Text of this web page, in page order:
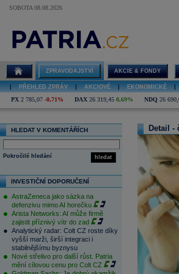
SOBOTA 08.08.2026
ZPRAVODAJSTVÍ AKCIE & FONDY
PŘEHLED ZPRÁV AKCIOVÉ EKONOMICKÉ
PX 2 785,07 -0,71% DAX 26 319,45 0,69% NDQ 26
HLEDAT V KOMENTÁŘÍCH
hledat
Pokročilé hledání
INVESTIČNÍ DOPORUČENÍ
AstraZeneca jako sázka na
defenzivu mimo AI horečku
Arista Networks: AI může firmě
zajistit příznivý vítr do zad
Analytický radar: Colt CZ roste díky
vyšší marži, širší integraci i
stabilnějšímu byznysu
Nové střelivo pro další růst. Patria
mění cílovou cenu pro Colt CZ
Detail -